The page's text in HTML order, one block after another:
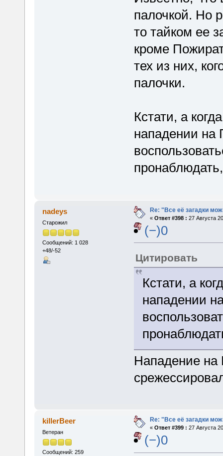
палочкой. Но
то тайком ее
кроме
тех из них,
палочки.
Кстати, а
нападении на
nadeys
Старожил
Сообщений: 1 028
+48/-52
Re: "Все её загадки
« Ответ #398 : 27 Августа
(−)0
Цитировать
Кстати, а
нападении
Нападение на
killerBeer
Ветеран
Сообщений: 259
Re: "Все её загадки
« Ответ #399 : 27 Августа
(−)0